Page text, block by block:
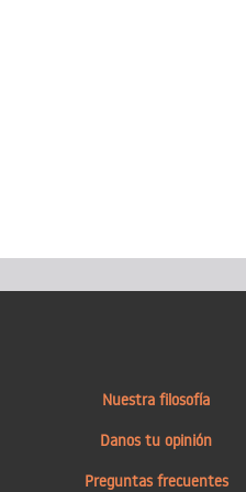
Nuestra filosofía
Danos tu opinión
Preguntas frecuentes